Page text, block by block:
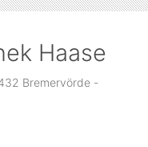
Haase
Bremervörde -